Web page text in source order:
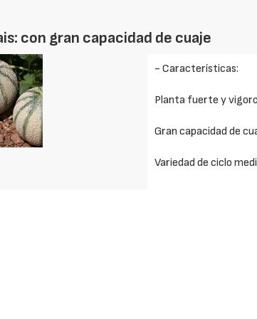
con gran capacidad de cuaje
- Características:
Planta fuerte y
Gran capacidad de
Variedad de ciclo